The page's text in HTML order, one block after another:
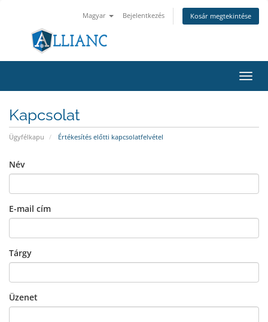
Magyar Bejelentkezés Kosár megtekintése
a
Kapcsolat
Ügyfélkapu Értékesítés előtti kapcsolatfelvétel
Név
E-mail cím
Tárgy
Üzenet